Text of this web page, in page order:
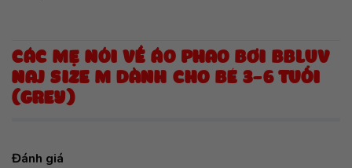
CÁC MẸ NÓI VỀ ÁO PHAO BƠI BBLUV
NAJ SIZE M DÀNH CHO BÉ 3-6 TUỔI
(GREY)
Đánh giá